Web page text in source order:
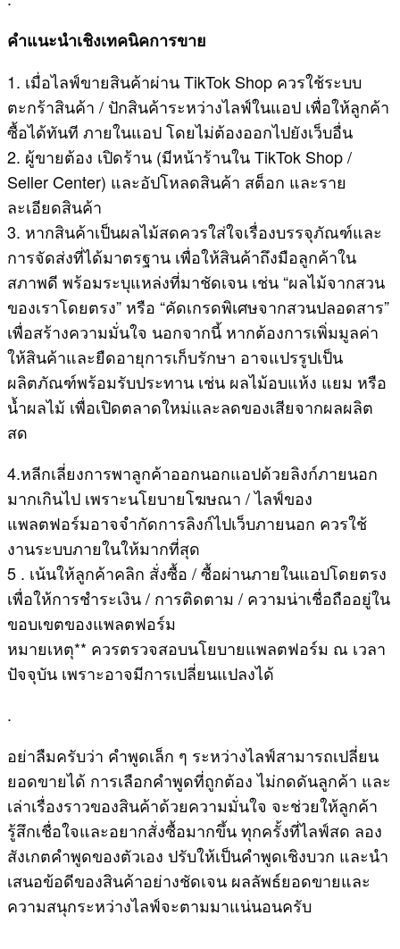
คำแนะนำเชิงเทคนิคการขาย
1. เมื่อไลฟ์ขายสินค้าผ่าน TikTok Shop ควรใช้ระบบ
ตะกร้าสินค้า / ปักสินค้าระหว่างไลฟ์ในแอป เพื่อให้ลูกค้า
ซื้อได้ทันที ภายในแอป โดยไม่ต้องออกไปยังเว็บอื่น
2. ผู้ขายต้อง เปิดร้าน (มีหน้าร้านใน TikTok Shop /
Seller Center) และอัปโหลดสินค้า สต็อก และราย
ละเอียดสินค้า
3. หากสินค้าเป็นผลไม้สดควรใส่ใจเรื่องบรรจุภัณฑ์และ
การจัดส่งที่ได้มาตรฐาน เพื่อให้สินค้าถึงมือลูกค้าใน
สภาพดี พร้อมระบุแหล่งที่มาชัดเจน เช่น “ผลไม้จากสวน
ของเราโดยตรง” หรือ “คัดเกรดพิเศษจากสวนปลอดสาร”
เพื่อสร้างความมั่นใจ นอกจากนี้ หากต้องการเพิ่มมูลค่า
ให้สินค้าและยืดอายุการเก็บรักษา อาจแปรรูปเป็น
ผลิตภัณฑ์พร้อมรับประทาน เช่น ผลไม้อบแห้ง แยม หรือ
น้ำผลไม้ เพื่อเปิดตลาดใหม่และลดของเสียจากผลผลิต
สด
4.หลีกเลี่ยงการพาลูกค้าออกนอกแอปด้วยลิงก์ภายนอก
มากเกินไป เพราะนโยบายโฆษณา / ไลฟ์ของ
แพลตฟอร์มอาจจำกัดการลิงก์ไปเว็บภายนอก ควรใช้
งานระบบภายในให้มากที่สุด
5 . เน้นให้ลูกค้าคลิก สั่งซื้อ / ซื้อผ่านภายในแอปโดยตรง
เพื่อให้การชำระเงิน / การติดตาม / ความน่าเชื่อถืออยู่ใน
ขอบเขตของแพลตฟอร์ม
หมายเหตุ** ควรตรวจสอบนโยบายแพลตฟอร์ม ณ เวลา
ปัจจุบัน เพราะอาจมีการเปลี่ยนแปลงได้
.
อย่าลืมครับว่า คำพูดเล็ก ๆ ระหว่างไลฟ์สามารถเปลี่ยน
ยอดขายได้ การเลือกคำพูดที่ถูกต้อง ไม่กดดันลูกค้า และ
เล่าเรื่องราวของสินค้าด้วยความมั่นใจ จะช่วยให้ลูกค้า
รู้สึกเชื่อใจและอยากสั่งซื้อมากขึ้น ทุกครั้งที่ไลฟ์สด ลอง
สังเกตคำพูดของตัวเอง ปรับให้เป็นคำพูดเชิงบวก และนำ
เสนอข้อดีของสินค้าอย่างชัดเจน ผลลัพธ์ยอดขายและ
ความสนุกระหว่างไลฟ์จะตามมาแน่นอนครับ